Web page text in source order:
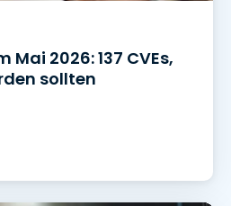
2026: 137 CVEs,
sollten